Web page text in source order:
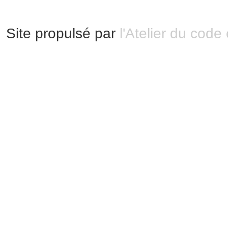
Site propulsé par l'Atelier du